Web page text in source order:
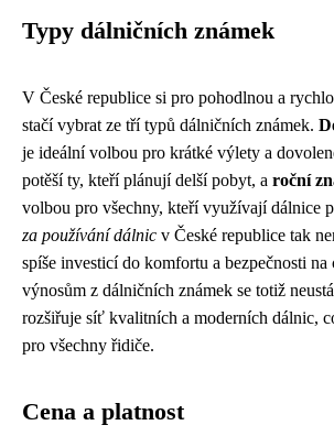
Typy dálničních známek
V České republice si pro pohodlnou a
stačí vybrat ze tří typů dálničních známek.
je ideální volbou pro krátké výlety a
potěší ty, kteří plánují delší pobyt, a roční
volbou pro všechny, kteří využívají dálnice
za používání dálnic v České republice tak
spíše investicí do komfortu a bezpečnosti
výnosům z dálničních známek se totiž
rozšiřuje síť kvalitních a moderních dálnic,
pro všechny řidiče.
Cena a platnost